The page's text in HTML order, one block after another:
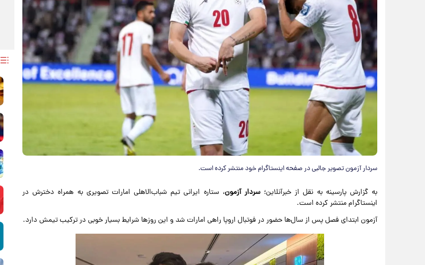
سردار آزمون تصویر جالبی در صفحه اینستاگرام خود منتشر کرده است.
به گزارش پارسینه به نقل از خبرآنلاین؛سردار آزمون، ستاره ایرانی تیم شباب‌الاهلی امارات تصویری به همراه دخترش در
اینستاگرام منتشر کرده است.
آزمون ابتدای فصل پس از سال‌ها حضور در فوتبال اروپا راهی امارات شد و این روزها شرایط بسیار خوبی در ترکیب تیمش دارد.